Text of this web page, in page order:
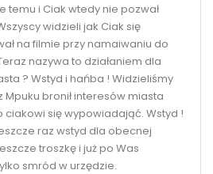
temu i Ciak wtedy nie pozwał
widzieli jak Ciak się
na filmie przy namaiwaniu do
nazywa to działaniem dla
? Wstyd i hańba ! Widzieliśmy
Mpuku bronił interesów miasta
ciakowi się wypowiadająć. Wstyd !
raz wstyd dla obecnej
troszkę i już po Was
smród w urzędzie.